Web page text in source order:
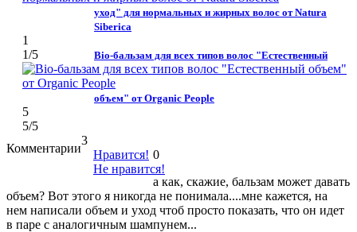
уход" для нормальных и жирных волос от Natura
Siberica
1
1/5 Bio-бальзам для всех типов волос "Естественный
объем" от Organic People
5
5/5
Комментарии
3
Нравится!
Не нравится!
0
а как, скажие, бальзам может давать
объем? Вот этого я никогда не понимала....мне кажется, на
нем написали объем и уход чтоб просто показать, что он идет
в паре с аналогичным шампунем...